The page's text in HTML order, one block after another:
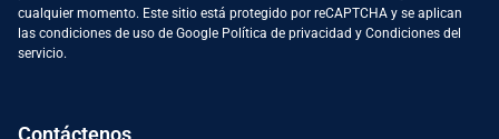
cualquier momento. Este sitio está protegido por reCAPTCHA y se aplican
las condiciones de uso de Google Política de privacidad y Condiciones del
servicio.
Contáctenos